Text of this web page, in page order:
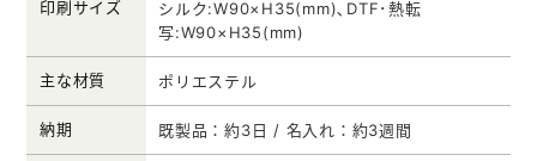
印刷サイズ
シルク:W90×H35(mm)､DTF･熱転
写:W90×H35(mm)
主な材質 ポリエステル
納期 既製品：約3日 / 名入れ：約3週間